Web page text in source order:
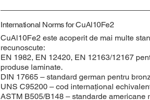
International Norms for CuAl10Fe2
CuAl10Fe2 este acoperit de mai multe
recunoscute:
EN 1982, EN 12420, EN 12163/12167
produse laminate.
DIN 17665 – standard german pentru
UNS C95200 – cod internațional
ASTM B505/B148 – standarde americane